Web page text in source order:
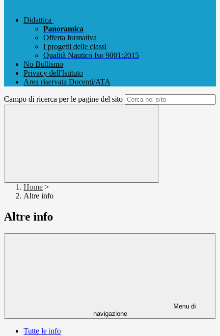
Didattica
Panoramica
Offerta formativa
I progetti delle classi
Qualità Nautico Iso 9001:2015
No Bullismo
Privacy dell'Istituto
Area riservata Docenti/ATA
Campo di ricerca per le pagine del sito
Home >
Altre info
Altre info
Menu di
navigazione
Tutte le info